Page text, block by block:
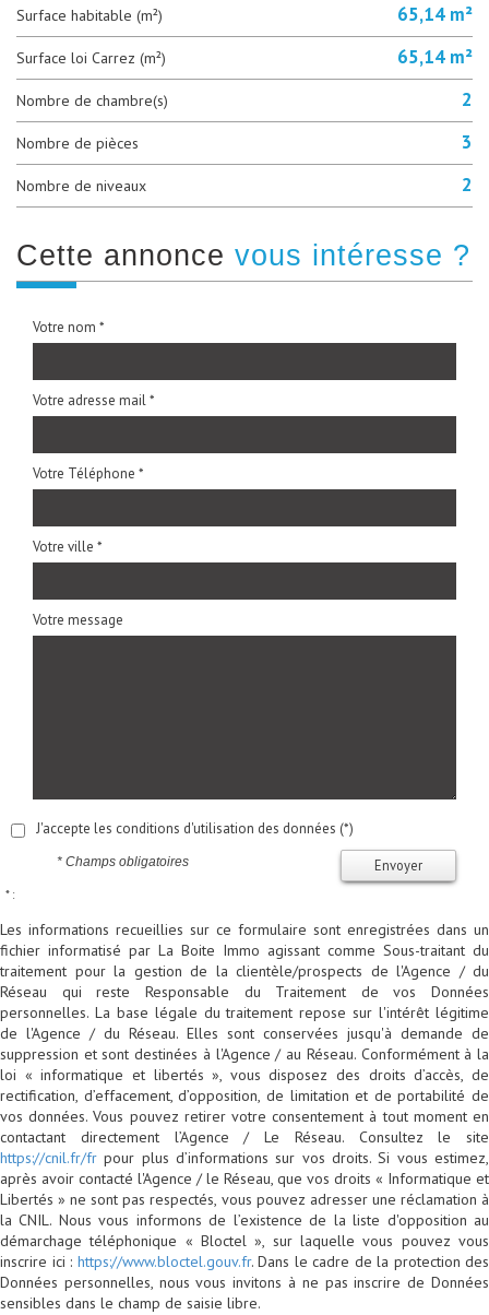
Surface habitable (m²) 65,14 m²
Surface loi Carrez (m²) 65,14 m²
Nombre de chambre(s) 2
Nombre de pièces 3
Nombre de niveaux 2
cette annonce vous intéresse ?
Votre nom *
Votre adresse mail *
Votre Téléphone *
Votre ville *
Votre message
J'accepte les conditions d'utilisation des données (*)
Envoyer
* Champs obligatoires
* :
Les informations recueillies sur ce formulaire sont enregistrées dans un
fichier informatisé par La Boite Immo agissant comme Sous-traitant du
traitement pour la gestion de la clientèle/prospects de l'Agence / du
Réseau qui reste Responsable du Traitement de vos Données
personnelles. La base légale du traitement repose sur l'intérêt légitime
de l'Agence / du Réseau. Elles sont conservées jusqu'à demande de
suppression et sont destinées à l'Agence / au Réseau. Conformément à la
loi « informatique et libertés », vous disposez des droits d’accès, de
rectification, d’effacement, d’opposition, de limitation et de portabilité de
vos données. Vous pouvez retirer votre consentement à tout moment en
contactant directement l’Agence / Le Réseau. Consultez le site
https://cnil.fr/fr pour plus d’informations sur vos droits. Si vous estimez,
après avoir contacté l'Agence / le Réseau, que vos droits « Informatique et
Libertés » ne sont pas respectés, vous pouvez adresser une réclamation à
la CNIL. Nous vous informons de l’existence de la liste d'opposition au
démarchage téléphonique « Bloctel », sur laquelle vous pouvez vous
inscrire ici : https://www.bloctel.gouv.fr. Dans le cadre de la protection des
Données personnelles, nous vous invitons à ne pas inscrire de Données
sensibles dans le champ de saisie libre.